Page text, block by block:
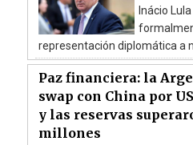
Inácio
representación diplomática a
Paz financiera: la
swap con China por
y las reservas
millones